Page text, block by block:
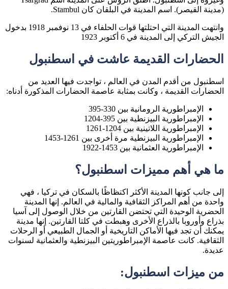
(مدينة القيصر). اسم المدينة في البلقان كان Stambul.
وانتهت المدينة التي احتلتها قوات الحلفاء في 13 نوفمبر 1918 بدخول
الجيش التركي إلى المدينة في 6 أكتوبر 1923
الحضارات القديمة عاشت في اسطنبول
اسطنبول من أقدم المدن في العالم ، تواجدت فيها العديد من
الحضارات القديمة ، وكانت بمثابة عاصمة الحضارات المذكورة أدناه:
الإمبراطورية الرومانية بين 330-395
الإمبراطورية البيزنطية بين 395-1204
الإمبراطورية اللاتينية بين 1204-1261
الإمبراطورية البيزنطية مرة أخرى بين 1261-1453
الإمبراطورية العثمانية بين 1453-1922
ما هي أهم مميزات اسطنبول؟
إلى جانب كونها المدينة الأكثر اكتظاظًا بالسكان في تركيا ، فهي
واحدة من أهم المراكز الثقافية والمالية في العالم. إنها المدينة
الحضرية الوحيدة التي تحتضن القارتين من خلال الوصول إلى آسيا
بذراع وأوروبا بالذراع الأخرى وهبطت في كلتا القارتين. إنها مدينة
يمكنك أن تجد فيها الأماكن التاريخية أو الجمال الطبيعي أو الرحلات
الثقافية. كانت عاصمة الإمبراطوريتين البيزنطية والعثمانية لسنوات
عديدة.
من ميزات اسطنبول: